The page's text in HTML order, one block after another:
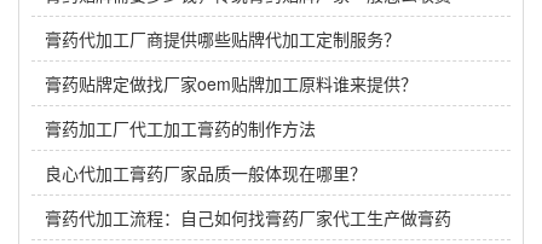
膏药代加工厂商提供哪些贴牌代加工定制服务？
膏药贴牌定做找厂家oem贴牌加工原料谁来提供？
膏药加工厂代工加工膏药的制作方法
良心代加工膏药厂家品质一般体现在哪里？
膏药代加工流程：自己如何找膏药厂家代工生产做膏药